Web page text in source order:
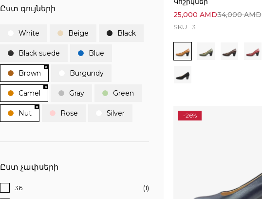
Ըստ գույների
White Beige Black
Black suede Blue
Brown Burgundy
Camel Gray Green
Nut Rose Silver
Ըստ չափսերի
36
(1)
34,000AMD
25,000 AMD
SKU 3
-26%